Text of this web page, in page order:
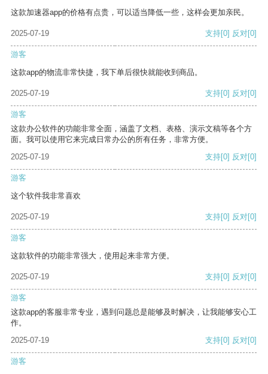
这款加速器app的价格有点贵，可以适当降低一些，这样会更加亲民。
2025-07-19 支持[0] 反对[0]
游客
这款app的物流非常快捷，我下单后很快就能收到商品。
2025-07-19 支持[0] 反对[0]
游客
这款办公软件的功能非常全面，涵盖了文档、表格、演示文稿等各个方
面。我可以使用它来完成日常办公的所有任务，非常方便。
2025-07-19
支持[0] 反对[0]
游客
这个软件我非常喜欢
2025-07-19 支持[0] 反对[0]
游客
这款软件的功能非常强大，使用起来非常方便。
2025-07-19 支持[0] 反对[0]
游客
这款app的客服非常专业，遇到问题总是能够及时解决，让我能够安心工
作。
2025-07-19
支持[0] 反对[0]
游客